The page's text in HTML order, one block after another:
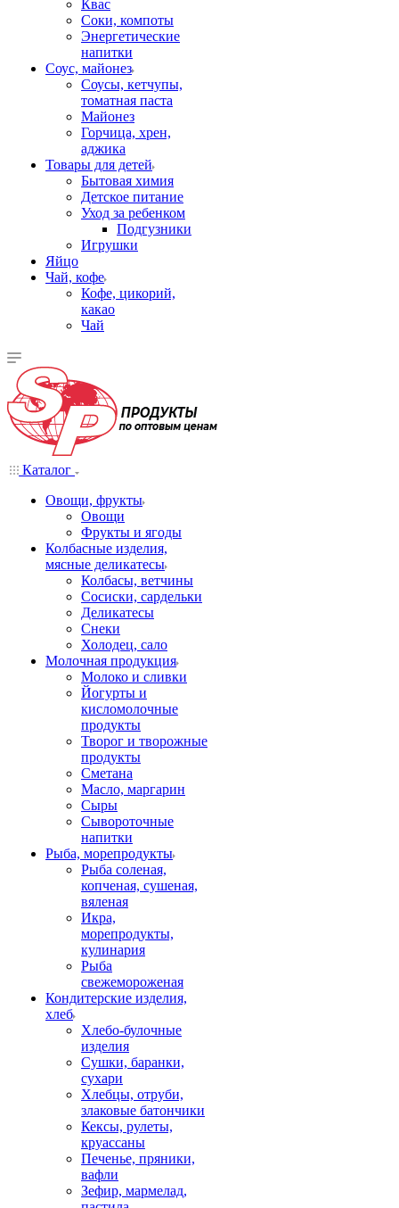
Квас
Соки, компоты
Энергетические
напитки
Соус, майонез
Соусы, кетчупы,
томатная паста
Майонез
Горчица, хрен,
аджика
Товары для детей
Бытовая химия
Детское питание
Уход за ребенком
Подгузники
Игрушки
Яйцо
Чай, кофе
Кофе, цикорий,
какао
Чай
Каталог
Овощи, фрукты
Овощи
Фрукты и ягоды
Колбасные изделия,
мясные деликатесы
Колбасы, ветчины
Сосиски, сардельки
Деликатесы
Снеки
Холодец, сало
Молочная продукция
Молоко и сливки
Йогурты и
кисломолочные
продукты
Творог и творожные
продукты
Сметана
Масло, маргарин
Сыры
Сывороточные
напитки
Рыба, морепродукты
Рыба соленая,
копченая, сушеная,
вяленая
Икра,
морепродукты,
кулинария
Рыба
свежемороженая
Кондитерские изделия,
хлеб
Хлебо-булочные
изделия
Сушки, баранки,
сухари
Хлебцы, отруби,
злаковые батончики
Кексы, рулеты,
круассаны
Печенье, пряники,
вафли
Зефир, мармелад,